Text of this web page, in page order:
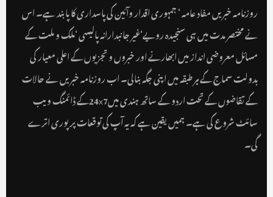
روزنامہ خبریں مفاد عامہ ‘ جمہوری اقدار وآئین کی پاسداری کا پابند ہے۔ اس
نے مختصر مدت میں ہی سنجیدہ رویے‘غیر جانبدارانہ پالیسی ‘ملک و ملت کے
مسائل معروضی انداز میں ابھارنے اور خبروں و تجزیوں کے اعلی معیار کی
بدولت سماج کے ہر طبقہ میں اپنی جگہ بنالی۔ اب روزنامہ خبریں نے حالات
کے تقاضوں کے تحت اردو کے ساتھ ہندی میں24x7کے ڈائمنگ ویب
سائٹ شروع کی ہے۔ ہمیں یقین ہے کہ یہ آپ کی توقعات پر پوری اترے
گی۔